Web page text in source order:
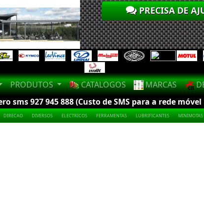
PRECISA DE
PRODUTOS CATALOGOS MARCAS
sms 927 945 888 (Custo de SMS para a rede
DIRECAO DIVERSOS ELECTRICOS FERRAMENTAS LUBRIFICANTES MINIMOTAS